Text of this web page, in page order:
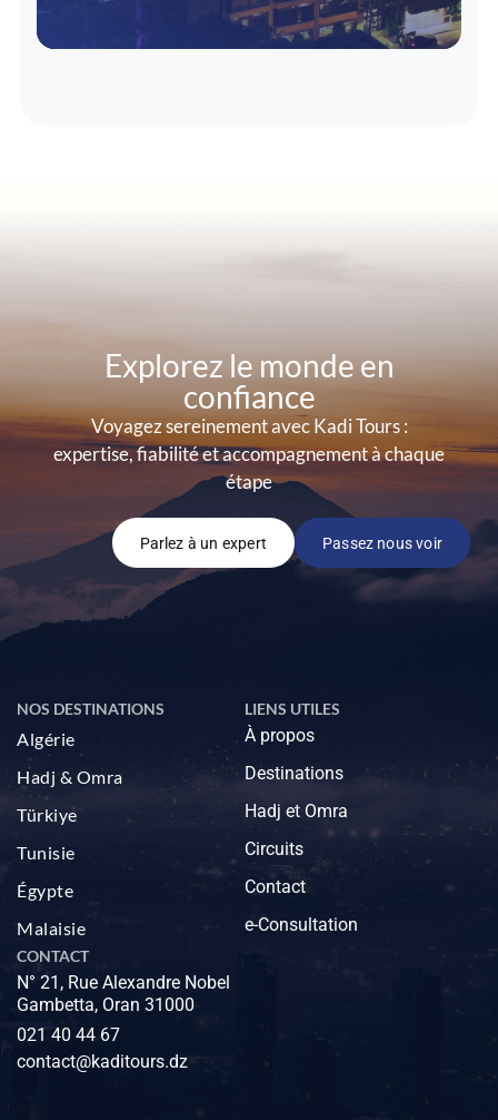
Explorez le monde en
confiance
Voyagez sereinement avec Kadi Tours :
expertise, fiabilité et accompagnement à chaque
étape
Passez nous voir
Parlez à un expert
NOS DESTINATIONS
Algérie
Hadj & Omra
Türkiye
Tunisie
Égypte
Malaisie
LIENS UTILES
À propos
Destinations
Hadj et Omra
Circuits
Contact
e-Consultation
CONTACT
N° 21, Rue Alexandre Nobel
Gambetta, Oran 31000
021 40 44 67
contact@kaditours.dz